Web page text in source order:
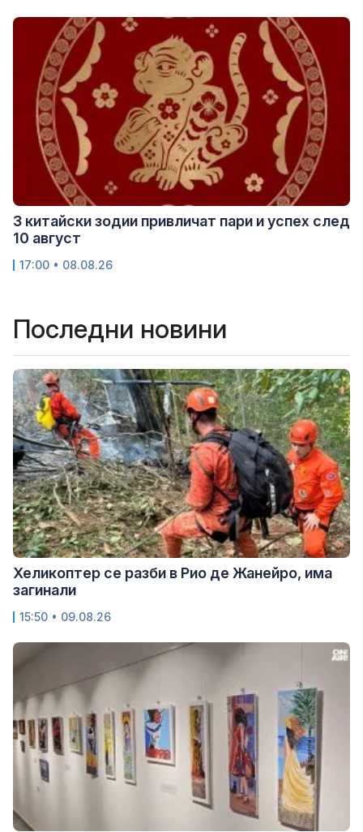
3 китайски зодии привличат пари и успех след
10 август
17:00 • 08.08.26
Последни новини
Хеликоптер се разби в Рио де Жанейро, има
загинали
15:50 • 09.08.26